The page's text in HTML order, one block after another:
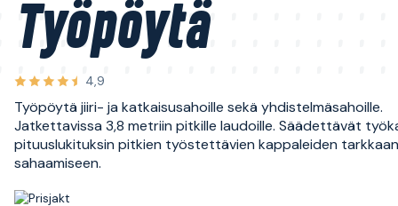
Työpöytä
4,9
Työpöytä jiiri- ja katkaisusahoille sekä yhdistelmäsahoille.
Jatkettavissa 3,8 metriin pitkille laudoille. Säädettävät
pituuslukituksin pitkien työstettävien kappaleiden tarkkaan
sahaamiseen.